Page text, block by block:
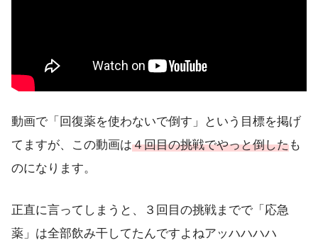
動画で「回復薬を使わないで倒す」という目標を掲げ
てますが、この動画は４回目の挑戦でやっと倒したも
のになります。
正直に言ってしまうと、３回目の挑戦までで「応急
薬」は全部飲み干してたんですよねアッハハハハ